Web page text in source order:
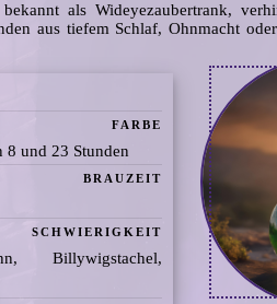
als Wideyezaubertrank,
aus tiefem Schlaf, Ohnmacht
FARBE
8 und 23 Stunden
BRAUZEIT
SCHWIERIGKEIT
Billywigstachel,